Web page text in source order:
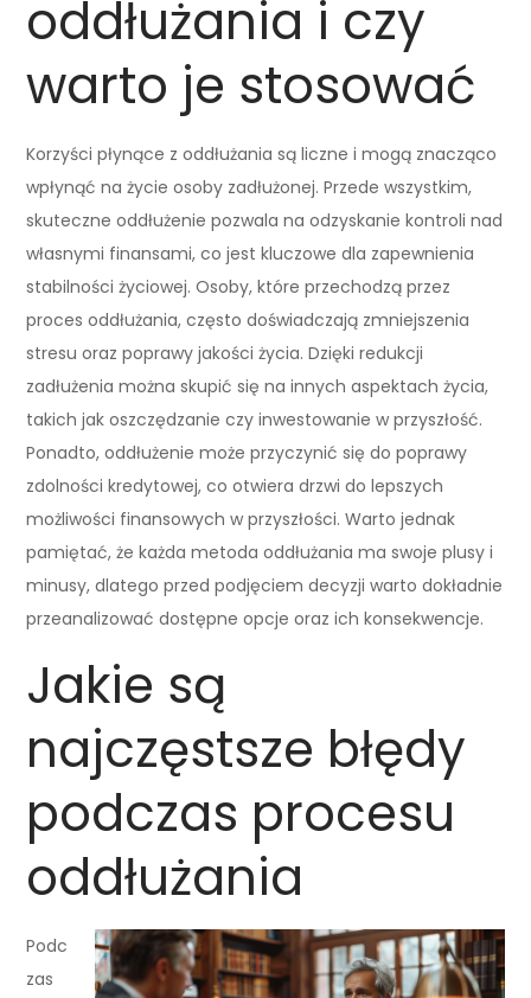
oddłużania i czy
warto je stosować
Korzyści płynące z oddłużania są liczne i mogą znacząco
wpłynąć na życie osoby zadłużonej. Przede wszystkim,
skuteczne oddłużenie pozwala na odzyskanie kontroli nad
własnymi finansami, co jest kluczowe dla zapewnienia
stabilności życiowej. Osoby, które przechodzą przez
proces oddłużania, często doświadczają zmniejszenia
stresu oraz poprawy jakości życia. Dzięki redukcji
zadłużenia można skupić się na innych aspektach życia,
takich jak oszczędzanie czy inwestowanie w przyszłość.
Ponadto, oddłużenie może przyczynić się do poprawy
zdolności kredytowej, co otwiera drzwi do lepszych
możliwości finansowych w przyszłości. Warto jednak
pamiętać, że każda metoda oddłużania ma swoje plusy i
minusy, dlatego przed podjęciem decyzji warto dokładnie
przeanalizować dostępne opcje oraz ich konsekwencje.
Jakie są
najczęstsze błędy
podczas procesu
oddłużania
Podc
zas